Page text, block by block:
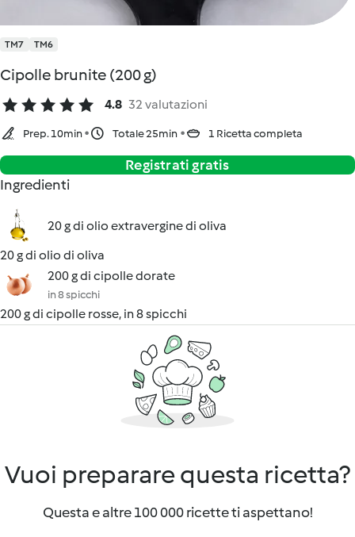
TM7 TM6
Cipolle brunite (200 g)
4.8 32 valutazioni
Prep. 10min Totale 25min 1 Ricetta completa
Registrati gratis
Ingredienti
20 g di olio extravergine di oliva
20 g di olio di oliva
200 g di cipolle dorate
in 8 spicchi
200 g di cipolle rosse, in 8 spicchi
Vuoi preparare questa ricetta?
Questa e altre 100 000 ricette ti aspettano!